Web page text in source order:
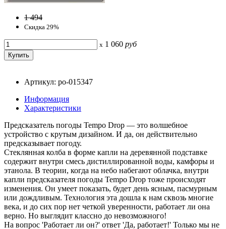
1 494
Скидка 29%
x 1 060 руб
Артикул: po-015347
Информация
Характеристики
Предсказатель погоды Tempo Drop — это волшебное
устройство с крутым дизайном. И да, он действительно
предсказывает погоду.
Стеклянная колба в форме капли на деревянной подставке
содержит внутри смесь дистиллированной воды, камфоры и
этанола. В теории, когда на небо набегают облачка, внутри
капли предсказателя погоды Tempo Drop тоже происходят
изменения. Он умеет показать, будет день ясным, пасмурным
или дождливым. Технология эта дошла к нам сквозь многие
века, и до сих пор нет четкой уверенности, работает ли она
верно. Но выглядит классно до невозможного!
На вопрос 'Работает ли он?' ответ 'Да, работает!' Только мы не